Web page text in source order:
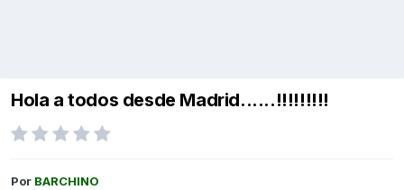
Hola a todos desde Madrid......!!!!!!!!!
Por BARCHINO